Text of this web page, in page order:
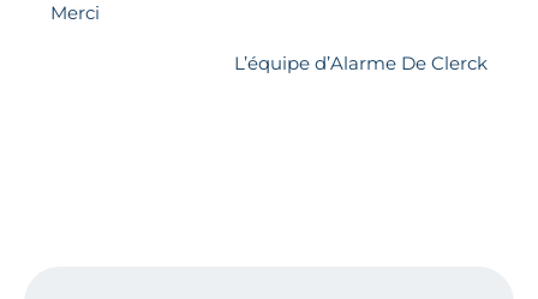
Merci
L’équipe d’Alarme De Clerck